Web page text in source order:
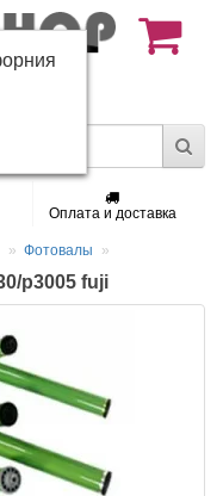
Оплата и доставка
Фотовалы
p3005 fuji